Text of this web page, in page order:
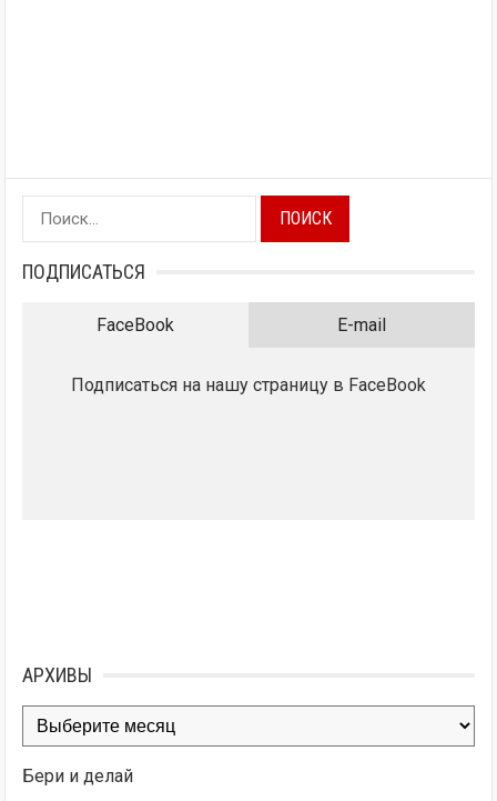
Найти:
ПОДПИСАТЬСЯ
FaceBook E-mail
Подписаться на нашу страницу в FaceBook
АРХИВЫ
Архивы
Бери и делай